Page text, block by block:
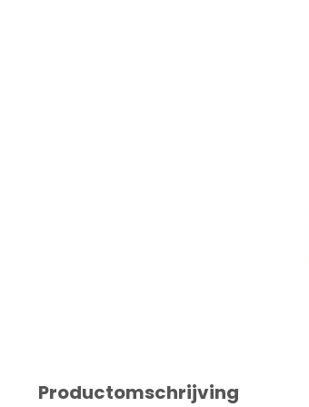
Productomschrijving